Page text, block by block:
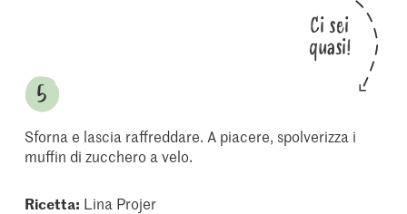
Ci sei
quasi!
Sforna e lascia raffreddare. A piacere, spolverizza i
muffin di zucchero a velo.
Ricetta: Lina Projer